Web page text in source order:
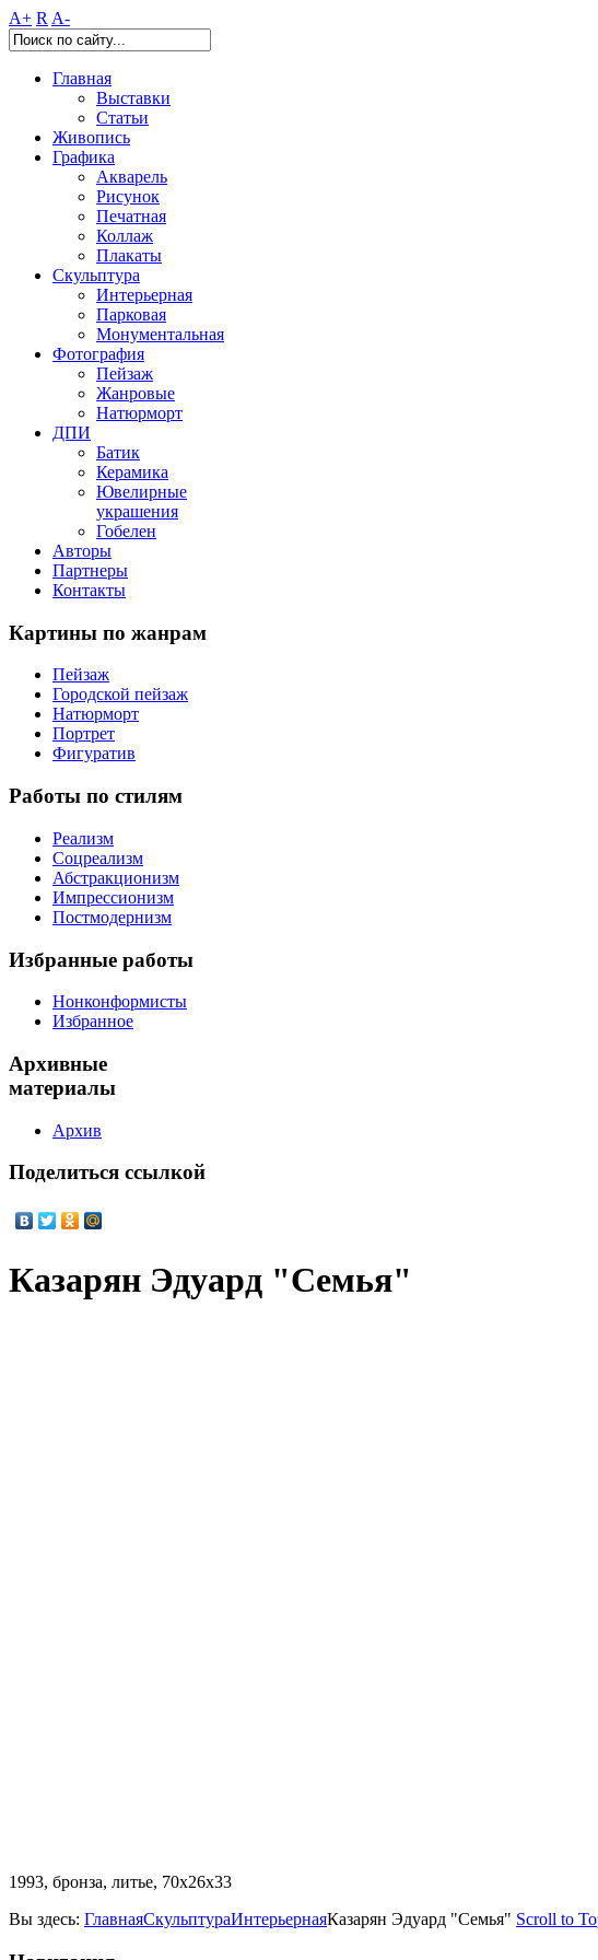
A+ R A-
Главная
Выставки
Статьи
Живопись
Графика
Акварель
Рисунок
Печатная
Коллаж
Плакаты
Скульптура
Интерьерная
Парковая
Монументальная
Фотография
Пейзаж
Жанровые
Натюрморт
ДПИ
Батик
Керамика
Ювелирные
украшения
Гобелен
Авторы
Партнеры
Контакты
Картины по жанрам
Пейзаж
Городской пейзаж
Натюрморт
Портрет
Фигуратив
Работы по стилям
Реализм
Соцреализм
Абстракционизм
Импрессионизм
Постмодернизм
Избранные работы
Нонконформисты
Избранное
Архивные
материалы
Архив
Поделиться ссылкой
Казарян Эдуард "Семья"
1993, бронза, литье, 70х26х33
Вы здесь: ГлавнаяСкульптураИнтерьернаяКазарян Эдуард "Семья" Scroll to